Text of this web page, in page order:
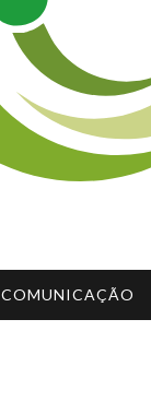
COMUNICAÇÃO